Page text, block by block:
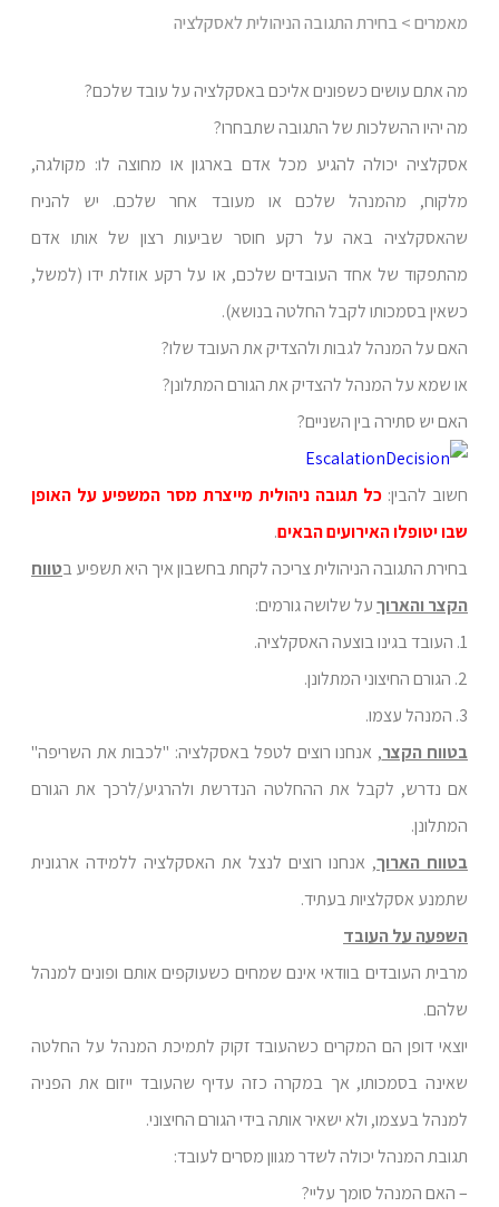
מאמרים> בחירת התגובה הניהולית לאסקלציה
מה אתם עושים כשפונים אליכם באסקלציה על עובד שלכם?
מה יהיו ההשלכות של התגובה שתבחרו?
אסקלציה יכולה להגיע מכל אדם בארגון או מחוצה לו: מקולגה,
מלקוח, מהמנהל שלכם או מעובד אחר שלכם. יש להניח
שהאסקלציה באה על רקע חוסר שביעות רצון של אותו אדם
מהתפקוד של אחד העובדים שלכם, או על רקע אוזלת ידו (למשל,
כשאין בסמכותו לקבל החלטה בנושא).
האם על המנהל לגבות ולהצדיק את העובד שלו?
או שמא על המנהל להצדיק את הגורם המתלונן?
האם יש סתירה בין השניים?
חשוב להבין: כל תגובה ניהולית מייצרת מסר המשפיע על האופן
שבו יטופלו האירועים הבאים.
בחירת התגובה הניהולית צריכה לקחת בחשבון איך היא תשפיע בטווח
הקצר והארוךעל שלושה גורמים:
1. העובד בגינו בוצעה האסקלציה.
2. הגורם החיצוני המתלונן.
3. המנהל עצמו.
בטווח הקצר, אנחנו רוצים לטפל באסקלציה: "לכבות את השריפה"
אם נדרש, לקבל את ההחלטה הנדרשת ולהרגיע/לרכך את הגורם
המתלונן.
בטווח הארוך, אנחנו רוצים לנצל את האסקלציה ללמידה ארגונית
שתמנע אסקלציות בעתיד.
השפעה על העובד
מרבית העובדים בוודאי אינם שמחים כשעוקפים אותם ופונים למנהל
שלהם.
יוצאי דופן הם המקרים כשהעובד זקוק לתמיכת המנהל על החלטה
שאינה בסמכותו, אך במקרה כזה עדיף שהעובד ייזום את הפניה
למנהל בעצמו, ולא ישאיר אותה בידי הגורם החיצוני.
תגובת המנהל יכולה לשדר מגוון מסרים לעובד:
– האם המנהל סומך עליי?